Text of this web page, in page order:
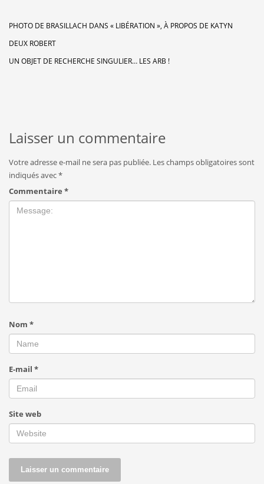
PHOTO DE BRASILLACH DANS « LIBÉRATION », À PROPOS DE KATYN
DEUX ROBERT
UN OBJET DE RECHERCHE SINGULIER… LES ARB !
Laisser un commentaire
Votre adresse e-mail ne sera pas publiée. Les champs obligatoires sont
indiqués avec*
Commentaire *
Nom *
E-mail *
Site web